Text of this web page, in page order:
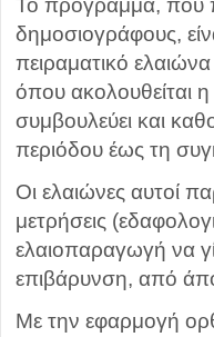
Το πρόγραμμα, που
δημοσιογράφους,
πειραματικό
όπου ακολουθείται
συμβουλεύει και
περιόδου έως τη
Οι ελαιώνες αυτοί
μετρήσεις
ελαιοπαραγωγή να
επιβάρυνση, από
Με την εφαρμογή